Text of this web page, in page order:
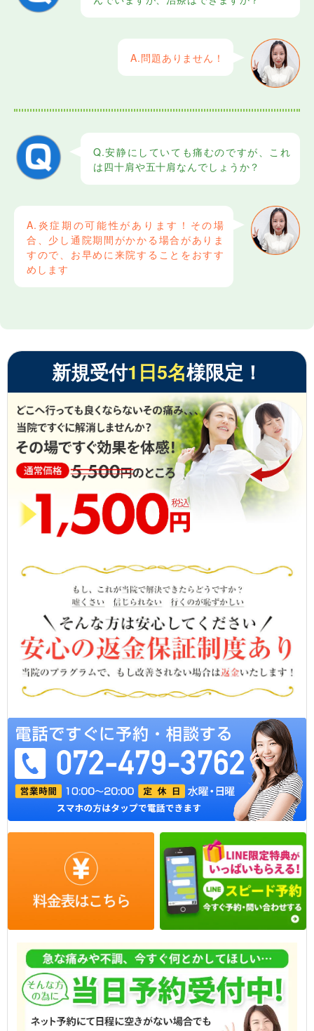
A.問題ありません！
Q.安静にしていても痛むのですが、これ
は四十肩や五十肩なんでしょうか？
A.炎症期の可能性があります！その場
合、少し通院期間がかかる場合がありま
すので、お早めに来院することをおすす
めします
新規受付1日5名様限定！